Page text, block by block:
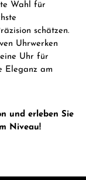
Wahl für
schätzen.
Uhrwerken
Uhr für
Eleganz am
und erleben Sie
Niveau!